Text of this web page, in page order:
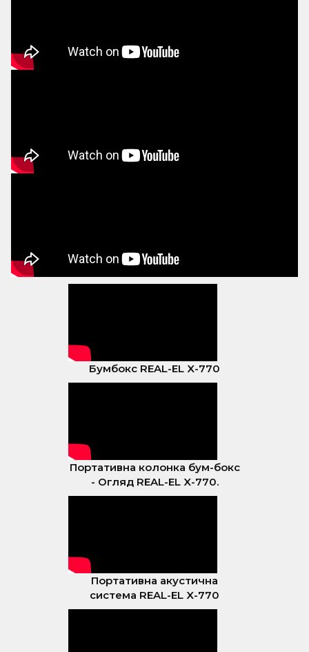
Бумбокс REAL-EL X-770
Портативна колонка бум-бокс
- Огляд REAL-EL X-770.
Портативна акустична
система REAL-EL X-770